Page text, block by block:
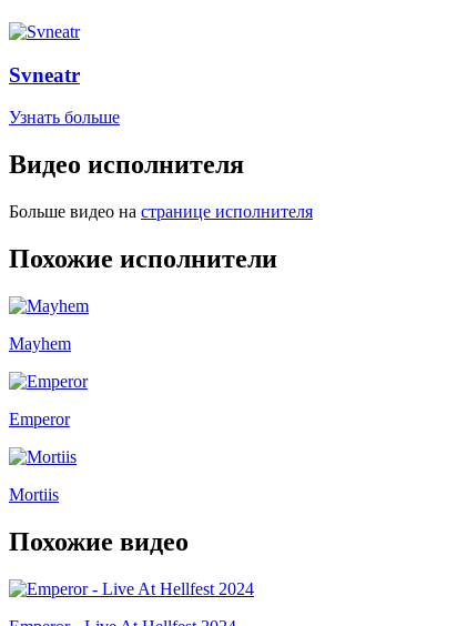
Svneatr
Узнать больше
Видео исполнителя
Больше видео на странице исполнителя
Похожие исполнители
Mayhem
Emperor
Mortiis
Похожие видео